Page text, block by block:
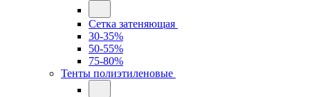
Сетка затеняющая
30-35%
50-55%
75-80%
Тенты полиэтиленовые